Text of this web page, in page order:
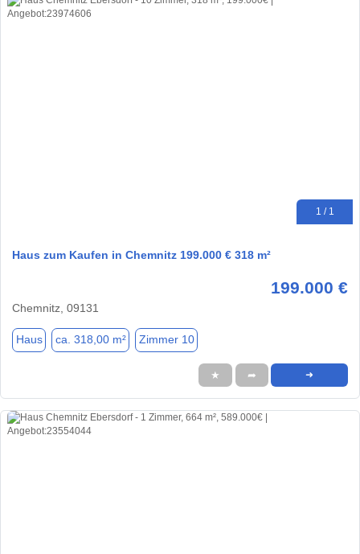
1 / 1
Haus zum Kaufen in Chemnitz 199.000 € 318 m²
199.000 €
Chemnitz, 09131
Haus ca. 318,00 m² Zimmer 10
★ ➦ ➜